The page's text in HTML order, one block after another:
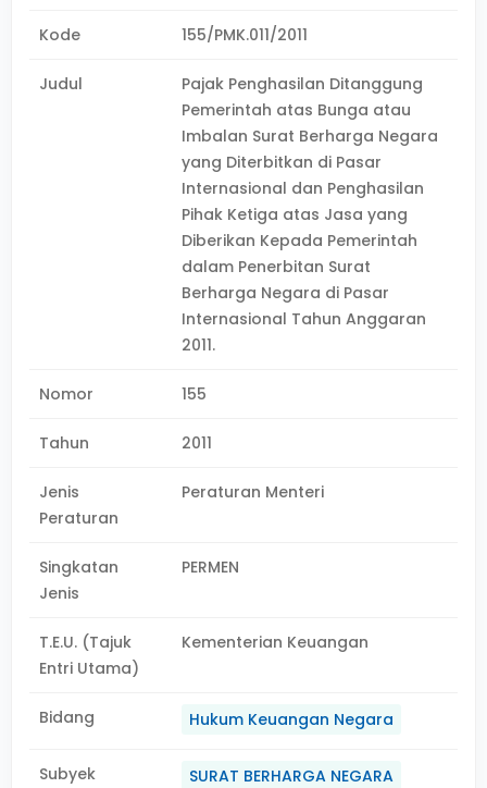
Kode 155/PMK.011/2011
Judul
Pajak Penghasilan Ditanggung
Pemerintah atas Bunga atau
Imbalan Surat Berharga Negara
yang Diterbitkan di Pasar
Internasional dan Penghasilan
Pihak Ketiga atas Jasa yang
Diberikan Kepada Pemerintah
dalam Penerbitan Surat
Berharga Negara di Pasar
Internasional Tahun Anggaran
2011.
Nomor 155
Tahun 2011
Jenis
Peraturan
Peraturan Menteri
Singkatan
Jenis
PERMEN
T.E.U. (Tajuk
Entri Utama)
Kementerian Keuangan
Bidang Hukum Keuangan Negara
Subyek
SURAT BERHARGA NEGARA